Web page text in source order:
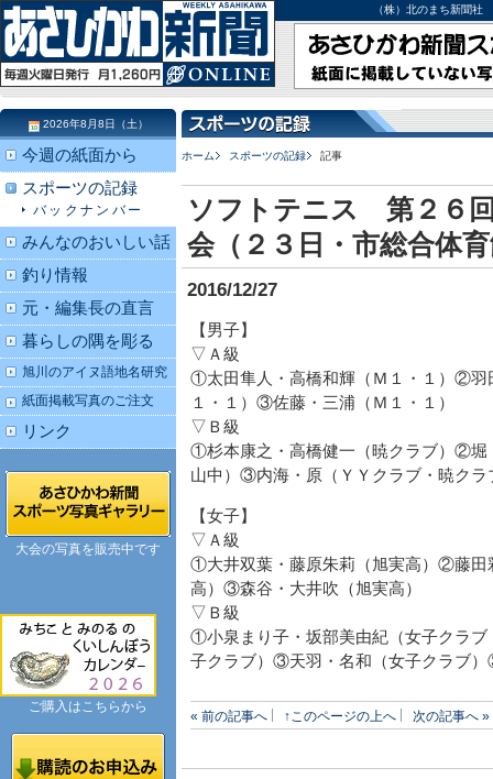
（株）北のまち新聞
ホーム スポーツの記録 記事
ソフトテニス 第２６
会（２３日・市総合体
2016/12/27
【男子】
▽Ａ級
①太田隼人・高橋和輝（Ｍ１・１）②
１・１）③佐藤・三浦（Ｍ１・１）
▽Ｂ級
①杉本康之・高橋健一（暁クラブ）②
山中）③内海・原（ＹＹクラブ・暁クラ
【女子】
▽Ａ級
①大井双葉・藤原朱莉（旭実高）②藤
高）③森谷・大井吹（旭実高）
▽Ｂ級
①小泉まり子・坂部美由紀（女子クラ
子クラブ）③天羽・名和（女子クラブ
« 前の記事へ ↑このページの上へ 次の記事へ »
2026年8月8日（土）
今週の紙面から
スポーツの記録
バックナンバー
みんなのおいしい話
釣り情報
元・編集長の直言
暮らしの隅を彫る
旭川のアイヌ語地名研究
紙面掲載写真のご注文
リンク
大会の写真を販売中です
ご購入はこちらから